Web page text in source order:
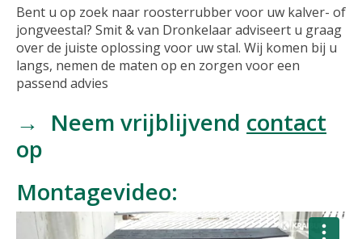
Bent u op zoek naar roosterrubber voor uw kalver- of
jongveestal? Smit & van Dronkelaar adviseert u graag
over de juiste oplossing voor uw stal. Wij komen bij u
langs, nemen de maten op en zorgen voor een
passend advies
→ Neem vrijblijvend contact
op
Montagevideo: